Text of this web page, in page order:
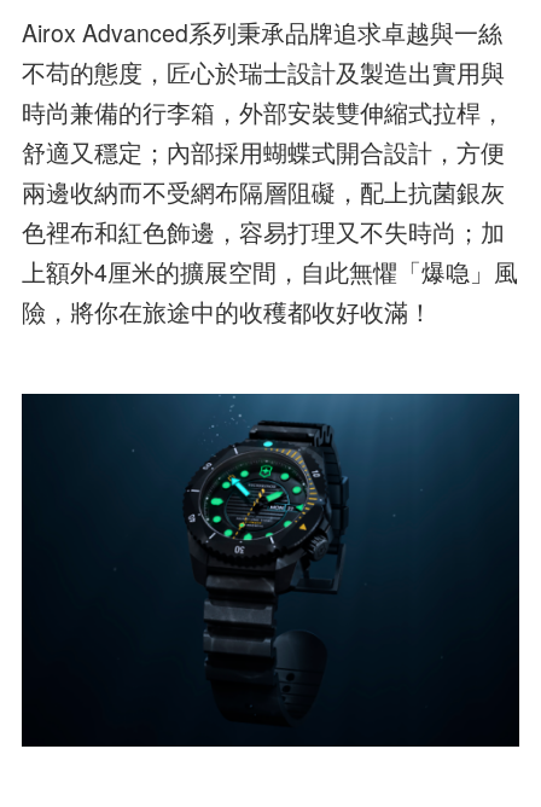
Airox Advanced系列秉承品牌追求卓越與一絲
不苟的態度，匠心於瑞士設計及製造出實用與
時尚兼備的行李箱，外部安裝雙伸縮式拉桿，
舒適又穩定；內部採用蝴蝶式開合設計，方便
兩邊收納而不受網布隔層阻礙，配上抗菌銀灰
色裡布和紅色飾邊，容易打理又不失時尚；加
上額外4厘米的擴展空間，自此無懼「爆喼」風
險，將你在旅途中的收穫都收好收滿！